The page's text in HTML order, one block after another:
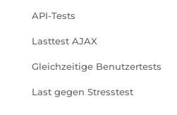
API-Tests
Lasttest AJAX
Gleichzeitige Benutzertests
Last gegen Stresstest